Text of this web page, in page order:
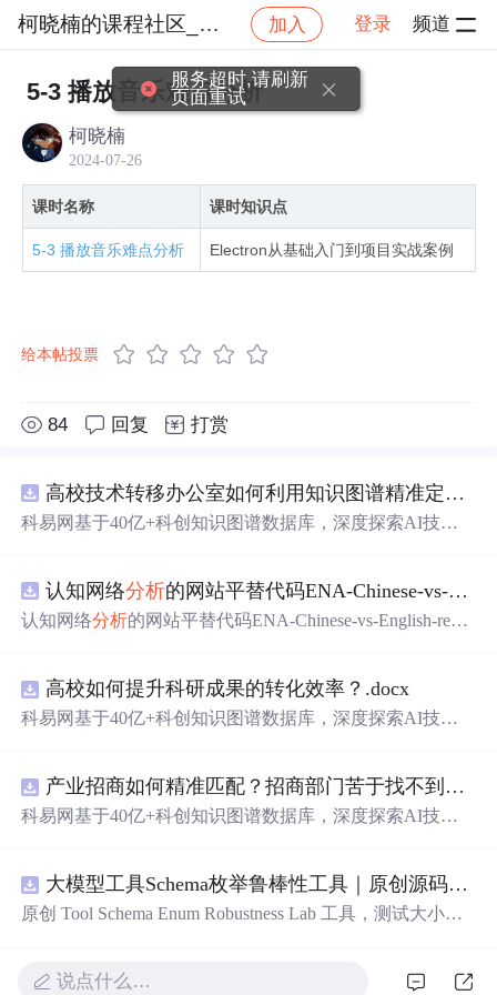
柯晓楠的课程社区_NO_1 加入 登录 频道
社区 柯晓楠的课程社区_NO_1 Electron实战：基
5-3 播放音乐难点分析
柯晓楠
2024-07-26
课时名称 课时知识点
5-3 播放音乐难点分析 Electron从基础入门到项目实战案例
给本帖投票
84 回复 打赏
高校技术转移办公室如何利用知识图谱精准定位产业需求与技术适配点？.docx
科易网基于40亿+科创知识图谱数据库，深度探索AI技术
新领域的AI+数智化解决方案，推动科技创新与产业创新
智能化发展。
认知网络分析的网站平替代码ENA-Chinese-vs-English-reproducible.zip
认知网络分析的网站平替代码ENA-Chinese-vs-English-repro
高校如何提升科研成果的转化效率？.docx
科易网基于40亿+科创知识图谱数据库，深度探索AI技术
新领域的AI+数智化解决方案，推动科技创新与产业创新
智能化发展。
产业招商如何精准匹配？招商部门苦于找不到符合产业链补链强链方向的目标企业怎么办？.docx
科易网基于40亿+科创知识图谱数据库，深度探索AI技术
新领域的AI+数智化解决方案，推动科技创新与产业创新
智能化发展。
大模型工具Schema枚举鲁棒性工具｜原创源码+测试+离线报告
原创 Tool Schema Enum Robustness Lab 工具，测试大小
可复现合成示例、离线 HTML/JSON/SVG 报告、1080×720
说点什么…
服务超时,请刷新
页面重试